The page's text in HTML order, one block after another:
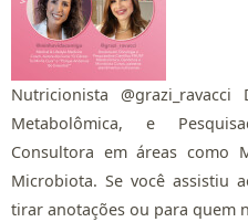
Nutricionista
Metabolômica, e
Consultora em áreas como
Microbiota. Se você assistiu
tirar anotações ou para quem